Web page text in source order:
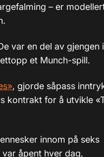
– er
var en del av gjengen i
et Munch-spill.
, gjorde såpass
kontrakt for å utvikle
innom på seks
åpent hver dag,